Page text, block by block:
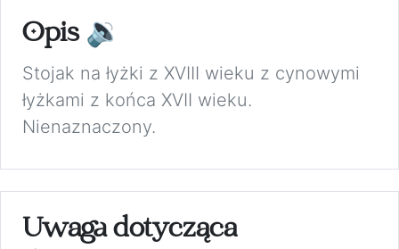
Opis 🔉
Stojak na łyżki z XVIII wieku z cynowymi
łyżkami z końca XVII wieku.
Nienaznaczony.
Uwaga dotycząca